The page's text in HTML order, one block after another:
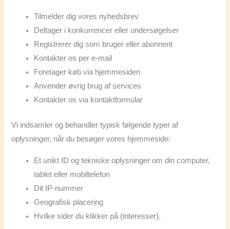
Tilmelder dig vores nyhedsbrev
Deltager i konkurrencer eller undersøgelser
Registrerer dig som bruger eller abonnent
Kontakter os per e-mail
Foretager køb via hjemmesiden
Anvender øvrig brug af services
Kontakter os via kontaktformular
Vi indsamler og behandler typisk følgende typer af
oplysninger, når du besøger vores hjemmeside:
Et unikt ID og tekniske oplysninger om din computer,
tablet eller mobiltelefon
Dit IP-nummer
Geografisk placering
Hvilke sider du klikker på (interesser).